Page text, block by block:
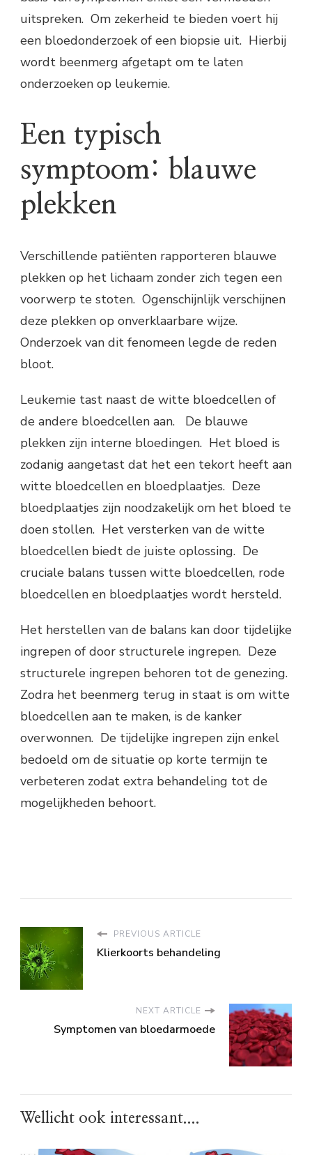
uitspreken. Om zekerheid te bieden voert hij
een bloedonderzoek of een biopsie uit. Hierbij
wordt beenmerg afgetapt om te laten
onderzoeken op leukemie.
Een typisch
symptoom: blauwe
plekken
Verschillende patiënten rapporteren blauwe
plekken op het lichaam zonder zich tegen een
voorwerp te stoten. Ogenschijnlijk verschijnen
deze plekken op onverklaarbare wijze.
Onderzoek van dit fenomeen legde de reden
bloot.
Leukemie tast naast de witte bloedcellen of
de andere bloedcellen aan. De blauwe
plekken zijn interne bloedingen. Het bloed is
zodanig aangetast dat het een tekort heeft aan
witte bloedcellen en bloedplaatjes. Deze
bloedplaatjes zijn noodzakelijk om het bloed te
doen stollen. Het versterken van de witte
bloedcellen biedt de juiste oplossing. De
cruciale balans tussen witte bloedcellen, rode
bloedcellen en bloedplaatjes wordt hersteld.
Het herstellen van de balans kan door tijdelijke
ingrepen of door structurele ingrepen. Deze
structurele ingrepen behoren tot de genezing.
Zodra het beenmerg terug in staat is om witte
bloedcellen aan te maken, is de kanker
overwonnen. De tijdelijke ingrepen zijn enkel
bedoeld om de situatie op korte termijn te
verbeteren zodat extra behandeling tot de
mogelijkheden behoort.
PREVIOUS ARTICLE
Klierkoorts behandeling
NEXT ARTICLE
Symptomen van bloedarmoede
Wellicht ook interessant....